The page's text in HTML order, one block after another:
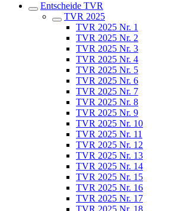
Entscheide TVR
TVR 2025
TVR 2025 Nr. 1
TVR 2025 Nr. 2
TVR 2025 Nr. 3
TVR 2025 Nr. 4
TVR 2025 Nr. 5
TVR 2025 Nr. 6
TVR 2025 Nr. 7
TVR 2025 Nr. 8
TVR 2025 Nr. 9
TVR 2025 Nr. 10
TVR 2025 Nr. 11
TVR 2025 Nr. 12
TVR 2025 Nr. 13
TVR 2025 Nr. 14
TVR 2025 Nr. 15
TVR 2025 Nr. 16
TVR 2025 Nr. 17
TVR 2025 Nr. 18